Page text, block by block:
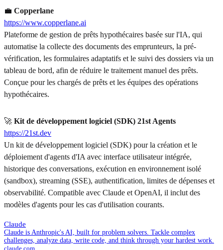
💼 Copperlane
https://www.copperlane.ai
Plateforme de gestion de prêts hypothécaires basée sur l'IA, qui
automatise la collecte des documents des emprunteurs, la pré-
vérification, les formulaires adaptatifs et le suivi des dossiers via un
tableau de bord, afin de réduire le traitement manuel des prêts.
Conçue pour les chargés de prêts et les équipes des opérations
hypothécaires.
🚀 Kit de développement logiciel (SDK) 21st Agents
https://21st.dev
Un kit de développement logiciel (SDK) pour la création et le
déploiement d'agents d'IA avec interface utilisateur intégrée,
historique des conversations, exécution en environnement isolé
(sandbox), streaming (SSE), authentification, limites de dépenses et
observabilité. Compatible avec Claude et OpenAI, il inclut des
modèles d'agents pour les cas d'utilisation courants.
Claude
Claude is Anthropic's AI, built for problem solvers. Tackle complex
challenges, analyze data, write code, and think through your hardest work.
claude.com